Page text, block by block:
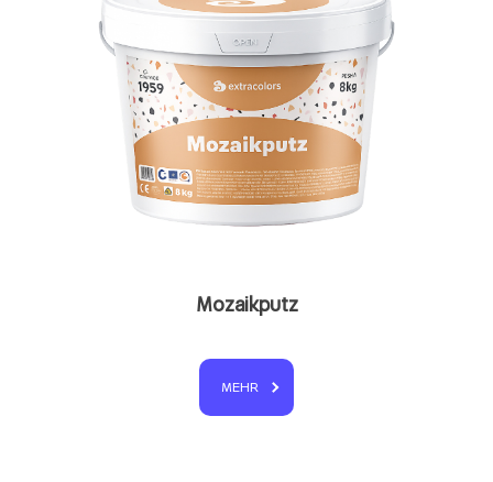
Mozaikputz
MEHR